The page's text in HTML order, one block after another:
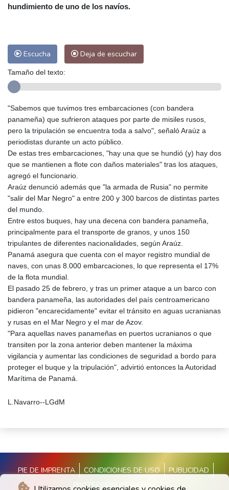
hundimiento de uno de los navíos.
Escucha Deja de escuchar
Tamaño del texto:
"Sabemos que tuvimos tres embarcaciones (con bandera
panameña) que sufrieron ataques por parte de misiles rusos,
pero la tripulación se encuentra toda a salvo", señaló Araúz a
periodistas durante un acto público.
De estas tres embarcaciones, "hay una que se hundió (y) hay dos
que se mantienen a flote con daños materiales" tras los ataques,
agregó el funcionario.
Araúz denunció además que "la armada de Rusia" no permite
"salir del Mar Negro" a entre 200 y 300 barcos de distintas partes
del mundo.
Entre estos buques, hay una decena con bandera panameña,
principalmente para el transporte de granos, y unos 150
tripulantes de diferentes nacionalidades, según Araúz.
Panamá asegura que cuenta con el mayor registro mundial de
naves, con unas 8.000 embarcaciones, lo que representa el 17%
de la flota mundial.
El pasado 25 de febrero, y tras un primer ataque a un barco con
bandera panameña, las autoridades del país centroamericano
pidieron "encarecidamente" evitar el tránsito en aguas ucranianas
y rusas en el Mar Negro y el mar de Azov.
"Para aquellas naves panameñas en puertos ucranianos o que
transiten por la zona anterior deben mantener la máxima
vigilancia y aumentar las condiciones de seguridad a bordo para
proteger el buque y la tripulación", advirtió entonces la Autoridad
Marítima de Panamá.
L.Navarro--LGdM
PIE DE IMPRENTA CONDICIONES DE USO
PUBLICIDAD
PROTECCIÓN DE DATOS